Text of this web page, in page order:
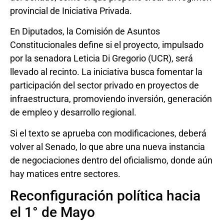
provincial de Iniciativa Privada.
En Diputados, la Comisión de Asuntos
Constitucionales define si el proyecto, impulsado
por la senadora Leticia Di Gregorio (UCR), será
llevado al recinto. La iniciativa busca fomentar la
participación del sector privado en proyectos de
infraestructura, promoviendo inversión, generación
de empleo y desarrollo regional.
Si el texto se aprueba con modificaciones, deberá
volver al Senado, lo que abre una nueva instancia
de negociaciones dentro del oficialismo, donde aún
hay matices entre sectores.
Reconfiguración política hacia
el 1° de Mayo